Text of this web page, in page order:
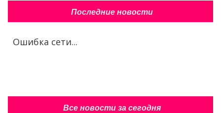
Последние новости
Ошибка сети...
Все новости за сегодня